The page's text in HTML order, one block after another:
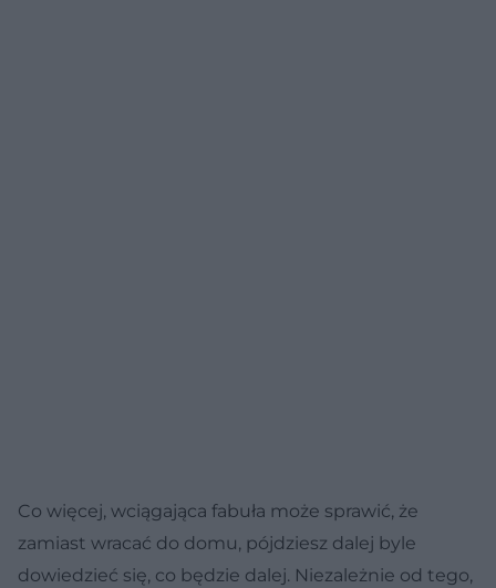
Co więcej, wciągająca fabuła może sprawić, że
zamiast wracać do domu, pójdziesz dalej byle
dowiedzieć się, co będzie dalej. Niezależnie od tego,